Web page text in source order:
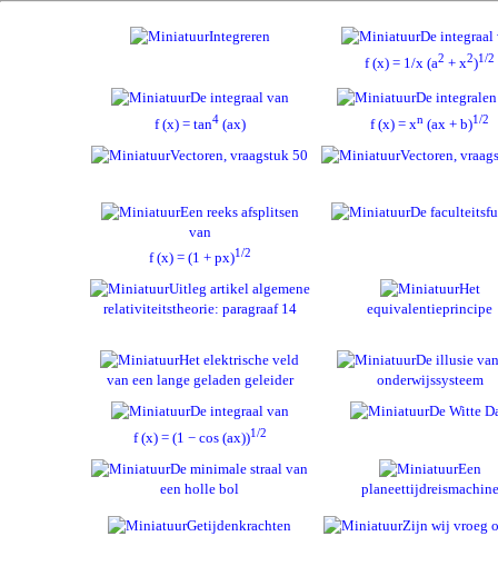
Integreren
De integraal
f (x) = 1/x (a2 + x2)1/2
De integraal van
f (x) = tan4(ax)
De
f (x) = xn (ax + b)1/2
Vectoren, vraagstuk 50 Vectoren,
Een reeks afsplitsen
van
f (x) = (1 + px)1/2
De
Uitleg artikel algemene
relativiteitstheorie: paragraaf 14
Het
equivalentieprincipe
Het elektrische veld
van een lange geladen geleider
De illusie
onderwijssysteem
De integraal van
f (x) = (1 − cos (ax))1/2
De Witte
De minimale straal van
een holle bol
Een
planeettijdreismachine
Getijdenkrachten Zijn wij vroeg